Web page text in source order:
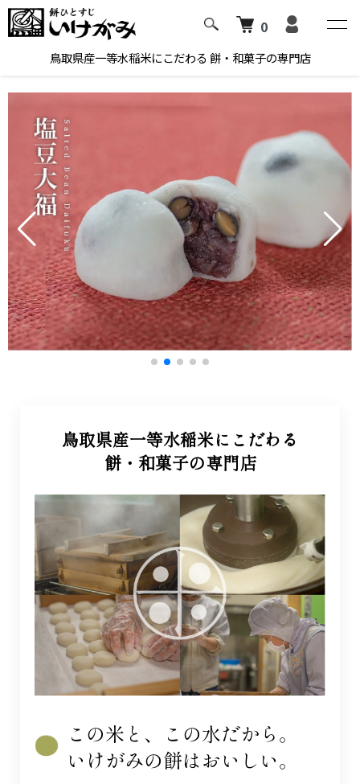
0
鳥取県産一等水稲米にこだわる 餅・和菓子の専門店
鳥取県産一等水稲米にこだわる
餅・和菓子の専門店
この米と、この水だから。
いけがみの餅はおいしい。